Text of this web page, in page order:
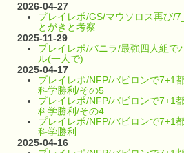
2026-04-27
プレイレポ/GS/マウソロス再び/
とがきと考察
2025-11-29
プレイレポ/バニラ/最強四人組で
ル(一人で)
2025-04-17
プレイレポ/NFP/バビロンで7+1
科学勝利/その5
プレイレポ/NFP/バビロンで7+1
科学勝利/その4
プレイレポ/NFP/バビロンで7+1
科学勝利
2025-04-16